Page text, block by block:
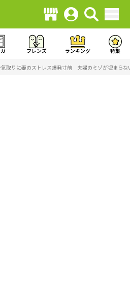
フレンズ ランキング 特集
気取りに妻のストレス爆発寸前 夫婦のミゾが埋まらな